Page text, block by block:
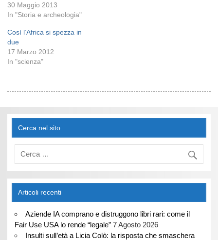
30 Maggio 2013
In "Storia e archeologia"
Così l’Africa si spezza in
due
17 Marzo 2012
In "scienza"
Cerca nel sito
Articoli recenti
Aziende IA comprano e distruggono libri rari: come il
Fair Use USA lo rende “legale” 7 Agosto 2026
Insulti sull’età a Licia Colò: la risposta che smaschera